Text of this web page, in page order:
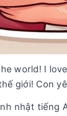
world! I
giới! Con
nhật